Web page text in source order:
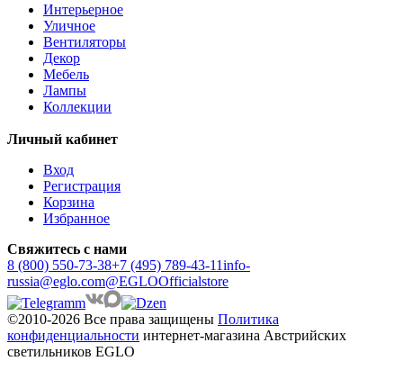
ANTELAO
ANTIPOLO
ANWICK
ANWICK 1
ANZINO
APRICALE
ARACENA
ARANZOLA
ARGOLIS 2
ARISCANI
ARISCANI 2
ARNHEM
ARTANA
ASBY
ASINDRO
ATOLLARI
AULIYE
AUROTONELLO
AUSTELL
Интерьерное
Уличное
Вентиляторы
Декор
Мебель
Лампы
Коллекции
Личный кабинет
Вход
Регистрация
Корзина
Избранное
Свяжитесь с нами
8 (800) 550-73-38+7 (495) 789-43-11info-
russia@eglo.com@EGLOOfficialstore
©2010-2026 Все права защищены Политика
конфиденциальности интернет-магазина Австрийских
светильников EGLO